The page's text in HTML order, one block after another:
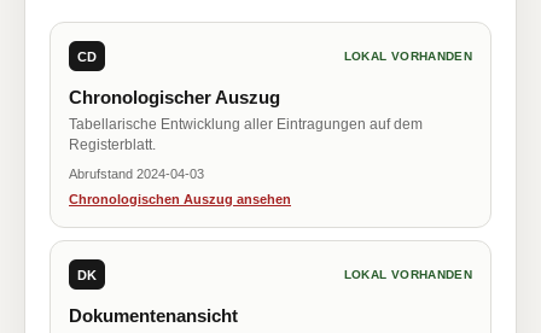
CD LOKAL VORHANDEN
Chronologischer Auszug
Tabellarische Entwicklung aller Eintragungen auf dem
Registerblatt.
Abrufstand 2024-04-03
Chronologischen Auszug ansehen
DK LOKAL VORHANDEN
Dokumentenansicht